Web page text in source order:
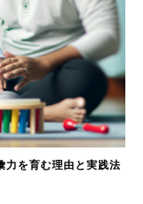
力を育む理由と実践法